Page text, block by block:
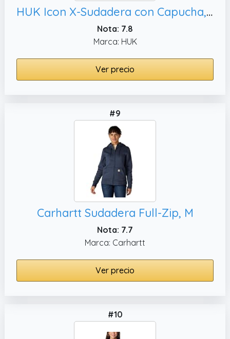
HUK Icon X-Sudadera con Capucha, XL
Nota: 7.8
Marca: HUK
Ver precio
#9
Carhartt Sudadera Full-Zip, M
Nota: 7.7
Marca: Carhartt
Ver precio
#10